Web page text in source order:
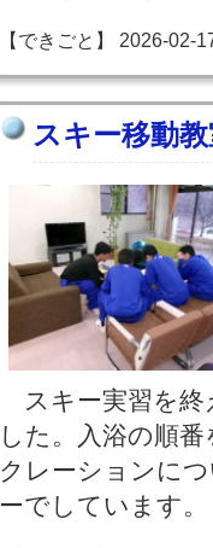
【できごと】 2026-02-
スキー移動
スキー実習を終
した。入浴の順
クレーションに
ーでしています。